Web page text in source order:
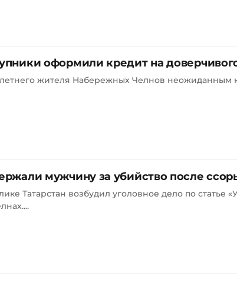
оформили кредит на
жителя Набережных Челнов неожиданным
мужчину за убийство после
Татарстан возбудил уголовное дело по статье